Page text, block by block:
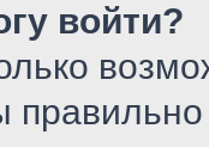
войти?